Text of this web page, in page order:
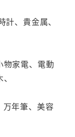
、貴金属、
物家電、電動
万年筆、美容